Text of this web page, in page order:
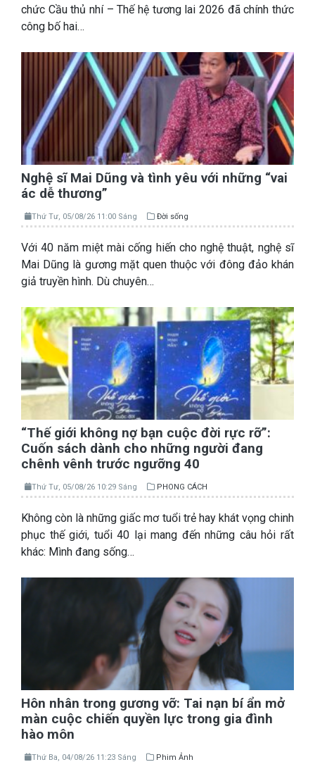
chức Cầu thủ nhí – Thế hệ tương lai 2026 đã chính thức
công bố hai…
Nghệ sĩ Mai Dũng và tình yêu với những “vai
ác dễ thương”
Thứ Tư, 05/08/26 11:00 Sáng Đời sống
Với 40 năm miệt mài cống hiến cho nghệ thuật, nghệ sĩ
Mai Dũng là gương mặt quen thuộc với đông đảo khán
giả truyền hình. Dù chuyên…
“Thế giới không nợ bạn cuộc đời rực rỡ”:
Cuốn sách dành cho những người đang
chênh vênh trước ngưỡng 40
Thứ Tư, 05/08/26 10:29 Sáng PHONG CÁCH
Không còn là những giấc mơ tuổi trẻ hay khát vọng chinh
phục thế giới, tuổi 40 lại mang đến những câu hỏi rất
khác: Mình đang sống…
Hôn nhân trong gương vỡ: Tai nạn bí ẩn mở
màn cuộc chiến quyền lực trong gia đình
hào môn
Thứ Ba, 04/08/26 11:23 Sáng Phim Ảnh